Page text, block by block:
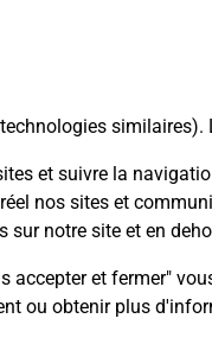
et suivre la
nos sites et
sur notre site et en
et fermer"
ou obtenir plus